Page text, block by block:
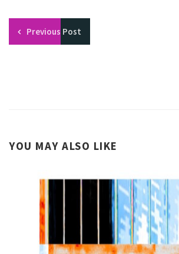
Previous Post
YOU MAY ALSO LIKE